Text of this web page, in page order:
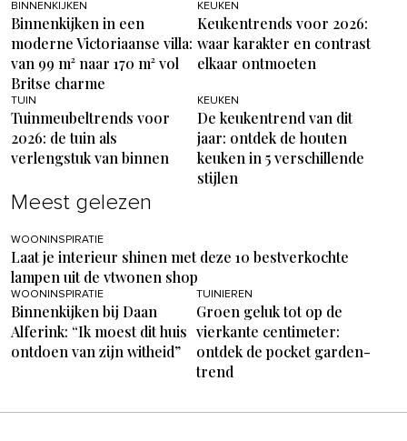
BINNENKIJKEN
Binnenkijken in een
moderne Victoriaanse villa:
van 99 m² naar 170 m² vol
Britse charme
KEUKEN
Keukentrends voor 2026:
waar karakter en contrast
elkaar ontmoeten
TUIN
Tuinmeubeltrends voor
2026: de tuin als
verlengstuk van binnen
KEUKEN
De keukentrend van dit
jaar: ontdek de houten
keuken in 5 verschillende
stijlen
Meest gelezen
WOONINSPIRATIE
Laat je interieur shinen met deze 10 bestverkochte
lampen uit de vtwonen shop
WOONINSPIRATIE
Binnenkijken bij Daan
Alferink: “Ik moest dit huis
ontdoen van zijn witheid”
TUINIEREN
Groen geluk tot op de
vierkante centimeter:
ontdek de pocket garden-
trend